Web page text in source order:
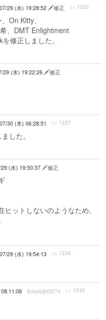
29 (水) 19:28:52 修正 >> 1225
On Kitty、
、DMT Enlightment
修正しました。
29 (水) 19:22:26 修正
30 (木) 06:28:51 >> 1227
した。
29 (水) 19:50:37 修正
ットしないのようなため、
29 (水) 19:54:13 >> 1230
8dce0@f3274 >> 1230